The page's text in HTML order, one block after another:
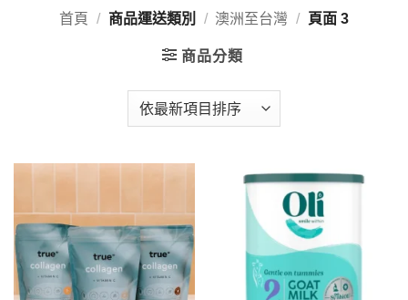
鍵
首頁 / 商品運送類別 / 澳洲至台灣 / 頁面 3
商品分類